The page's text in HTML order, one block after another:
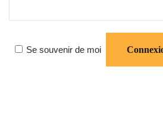
Se souvenir de moi